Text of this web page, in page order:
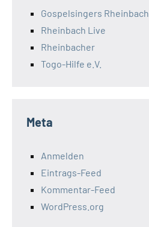
Gospelsingers Rheinbach
Rheinbach Live
Rheinbacher
Togo-Hilfe e.V.
Meta
Anmelden
Eintrags-Feed
Kommentar-Feed
WordPress.org